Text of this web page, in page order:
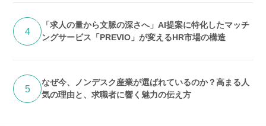
4
「求人の量から文脈の深さへ」AI提案に特化したマッチ
ングサービス「PREVIO」が変えるHR市場の構造
5
なぜ今、ノンデスク産業が選ばれているのか？高まる人
気の理由と、求職者に響く魅力の伝え方